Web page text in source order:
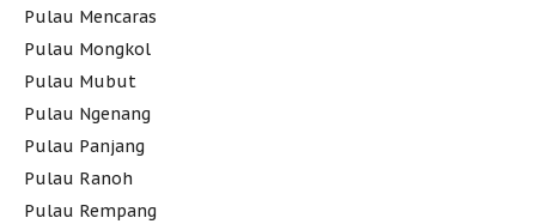
Pulau Mencaras
Pulau Mongkol
Pulau Mubut
Pulau Ngenang
Pulau Panjang
Pulau Ranoh
Pulau Rempang